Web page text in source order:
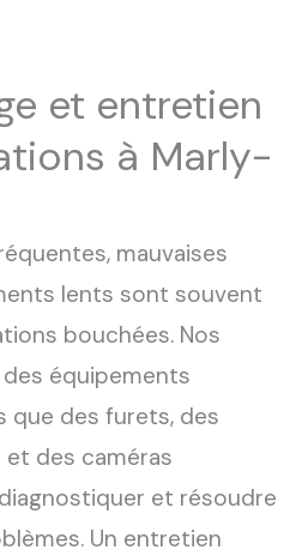
et entretien
à Marly-
mauvaises
lents sont souvent
bouchées. Nos
équipements
que des furets, des
des caméras
et résoudre
Un entretien